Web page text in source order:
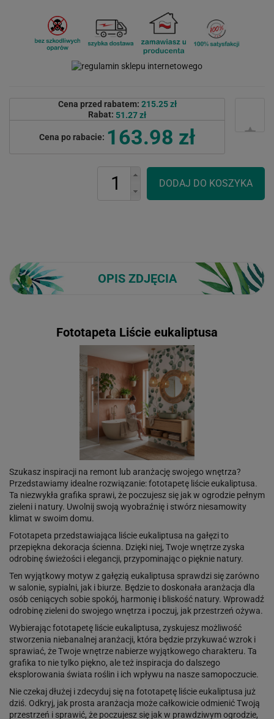
Cena przed rabatem: 215.25 zł
Rabat: 51.27 zł
Cena po rabacie: 163.98 zł
OPIS ZDJĘCIA
Fototapeta Liście eukaliptusa
Szukasz inspiracji na remont lub aranżację swojego wnętrza?
Przedstawiamy idealne rozwiązanie: fototapetę liście eukaliptusa.
Ta niezwykła grafika sprawi, że poczujesz się jak w ogrodzie pełnym
zieleni i natury. Uwolnij swoją wyobraźnię i stwórz niesamowity
klimat w swoim domu.
Fototapeta przedstawiająca liście eukaliptusa na gałęzi to
przepiękna dekoracja ścienna. Dzięki niej, Twoje wnętrze zyska
odrobinę świeżości i elegancji, przypominając o pięknie natury.
Ten wyjątkowy motyw z gałęzią eukaliptusa sprawdzi się zarówno
w salonie, sypialni, jak i biurze. Będzie to doskonała aranżacja dla
osób ceniących sobie spokój, harmonię i bliskość natury. Wprowadź
odrobinę zieleni do swojego wnętrza i poczuj, jak przestrzeń ożywa.
Wybierając fototapetę liście eukaliptusa, zyskujesz możliwość
stworzenia niebanalnej aranżacji, która będzie przykuwać wzrok i
sprawiać, że Twoje wnętrze nabierze wyjątkowego charakteru. Ta
grafika to nie tylko piękno, ale też inspiracja do dalszego
eksplorowania świata roślin i ich wpływu na nasze samopoczucie.
Nie czekaj dłużej i zdecyduj się na fototapetę liście eukaliptusa już
dziś. Odkryj, jak prosta aranżacja może całkowicie odmienić Twoją
przestrzeń i sprawić, że poczujesz się jak w prawdziwym ogrodzie,